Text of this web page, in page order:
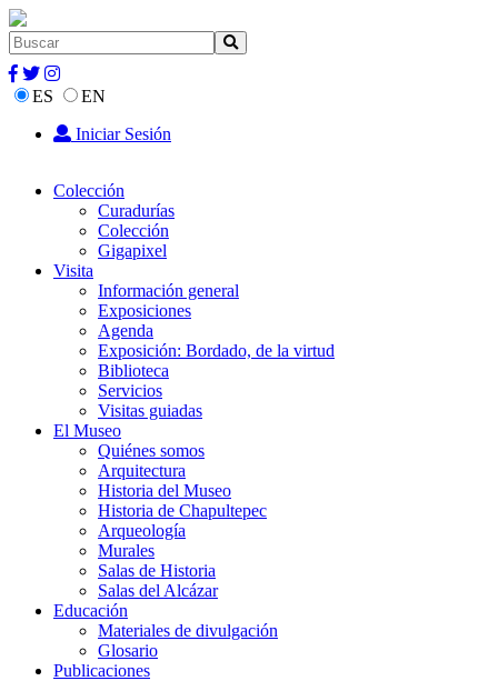
ES
EN
Iniciar Sesión
Colección
Curadurías
Colección
Gigapixel
Visita
Información general
Exposiciones
Agenda
Exposición: Bordado, de la virtud
Biblioteca
Servicios
Visitas guiadas
El Museo
Quiénes somos
Arquitectura
Historia del Museo
Historia de Chapultepec
Arqueología
Murales
Salas de Historia
Salas del Alcázar
Educación
Materiales de divulgación
Glosario
Publicaciones